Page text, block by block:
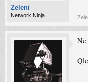
Zeleni
Network Ninja
Ne